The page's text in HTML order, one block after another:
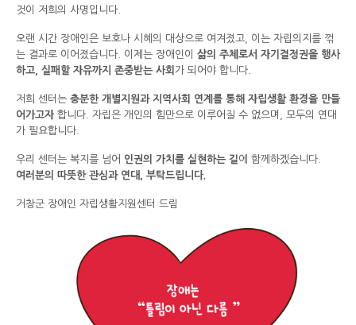
것이 저희의 사명입니다.
오랜 시간 장애인은 보호나 시혜의 대상으로 여겨졌고, 이는 자립의지를 꺾
는 결과로 이어졌습니다. 이제는 장애인이 삶의 주체로서 자기결정권을 행사
하고, 실패할 자유까지 존중받는 사회 가 되어야 합니다.
저희 센터는 충분한 개별지원과 지역사회 연계를 통해 자립생활 환경을 만들
어가고자 합니다. 자립은 개인의 힘만으로 이루어질 수 없으며, 모두의 연대
가 필요합니다.
우리 센터는 복지를 넘어 인권의 가치를 실현하는 길에 함께하겠습니다.
여러분의 따뜻한 관심과 연대, 부탁드립니다.
거창군 장애인 자립생활지원센터 드림